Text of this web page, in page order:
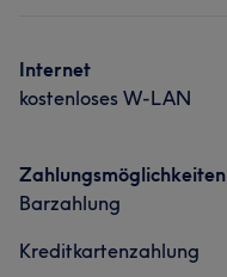
Internet
kostenloses W-LAN
Zahlungsmöglichkeiten
Barzahlung
Kreditkartenzahlung